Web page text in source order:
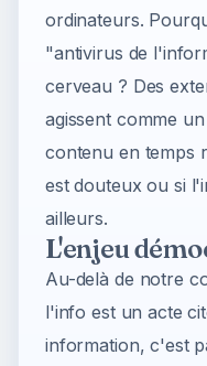
ordinateurs.
"antivirus de
cerveau ? Des
agissent comme
contenu en temps
est douteux ou si
ailleurs.
L'enjeu
Au-delà de notre
l'info est un acte
information, c'est